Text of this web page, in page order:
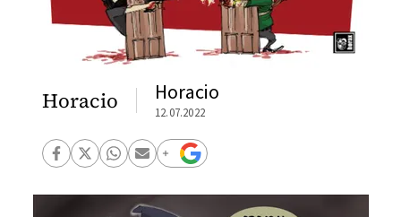
Horacio Horacio
12.07.2022